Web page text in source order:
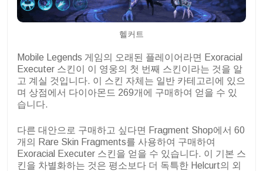
헬커트
Mobile Legends 게임의 오래된 플레이어라면 Exoracial
Executer 스킨이 이 영웅의 첫 번째 스킨이라는 것을 알
고 계실 것입니다. 이 스킨 자체는 일반 카테고리에 있으
며 상점에서 다이아몬드 269개에 구매하여 얻을 수 있
습니다.
다른 대안으로 구매하고 싶다면 Fragment Shop에서 60
개의 Rare Skin Fragments를 사용하여 구매하여
Exoracial Executer 스킨을 얻을 수 있습니다. 이 기본 스
킨을 차별화하는 것은 평소보다 더 독특한 Helcurt의 외